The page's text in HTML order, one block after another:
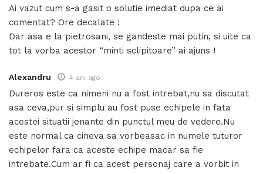
Ai vazut cum s-a gasit o solutie imediat dupa ce ai
comentat? Ore decalate !
Dar asa e la pietrosani, se gandeste mai putin, si uite ca
tot la vorba acestor “minti sclipitoare” ai ajuns !
Alexandru 4 ani ago
Dureros este ca nimeni nu a fost intrebat,nu sa discutat
asa ceva,pur si simplu au fost puse echipele in fata
acestei situatii jenante din punctul meu de vedere.Nu
este normal ca cineva sa vorbeasac in numele tuturor
echipelor fara ca aceste echipe macar sa fie
intrebate.Cum ar fi ca acest personaj care a vorbit in